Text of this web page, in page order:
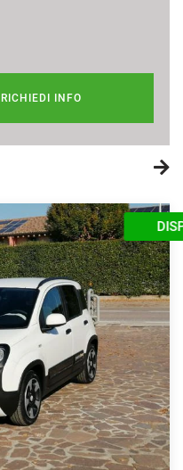
RICHIEDI INFO
DISPONIBILE